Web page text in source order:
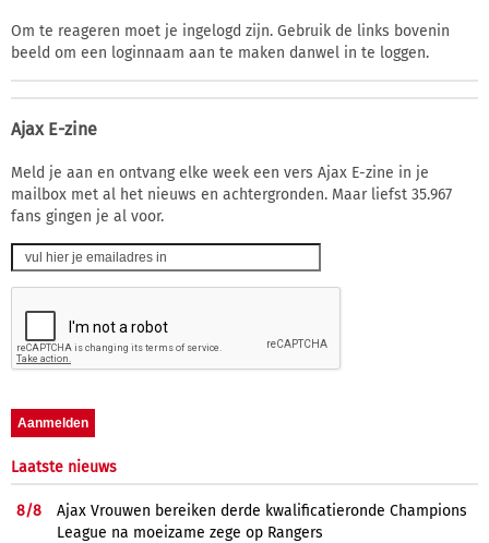
Om te reageren moet je ingelogd zijn. Gebruik de links bovenin
beeld om een loginnaam aan te maken danwel in te loggen.
Ajax E-zine
Meld je aan en ontvang elke week een vers Ajax E-zine in je
mailbox met al het nieuws en achtergronden. Maar liefst 35.967
fans gingen je al voor.
Laatste nieuws
8/8
Ajax Vrouwen bereiken derde kwalificatieronde Champions
League na moeizame zege op Rangers